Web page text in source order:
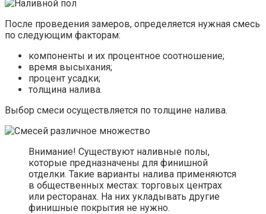
После проведения замеров, определяется нужная смесь
по следующим факторам:
компоненты и их процентное соотношение;
время высыхания;
процент усадки;
толщина налива.
Выбор смеси осуществляется по толщине налива.
Внимание! Существуют наливные полы,
которые предназначены для финишной
отделки. Такие варианты налива применяются
в общественных местах: торговых центрах
или ресторанах. На них укладывать другие
финишные покрытия не нужно.